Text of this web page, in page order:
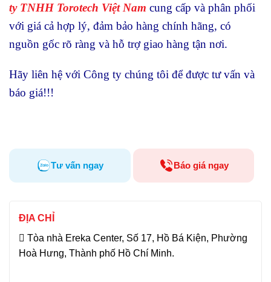
ty TNHH Torotech Việt Nam cung cấp và phân phối
với giá cả hợp lý, đảm bảo hàng chính hãng, có
nguồn gốc rõ ràng và hỗ trợ giao hàng tận nơi.
Hãy liên hệ với Công ty chúng tôi để được tư vấn và
báo giá!!!
Tư vấn ngay Báo giá ngay
ĐỊA CHỈ
Tòa nhà Ereka Center, Số 17, Hồ Bá Kiện, Phường
Hoà Hưng, Thành phố Hồ Chí Minh.